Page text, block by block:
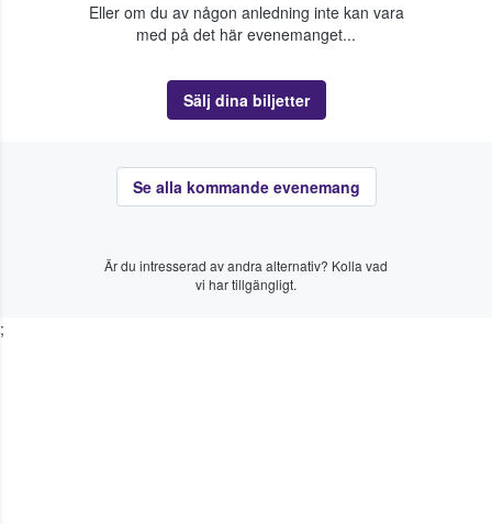
Eller om du av någon anledning inte kan vara
med på det här evenemanget...
Sälj dina biljetter
Se alla kommande evenemang
Är du intresserad av andra alternativ? Kolla vad
vi har tillgängligt.
;